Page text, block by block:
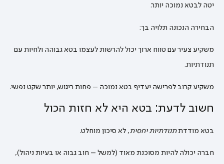
יטה לבטא נמוכה יותר.
הבחירה הנכונה תלויה בך:
משקיע צעיר עם טווח ארוך יכול להרשות לעצמו בטא גבוהה ולחיות עם
תנודתיות.
משקיע קרוב לפרישה יעדיף בטא נמוכה – פחות ריגוש, יותר שקט נפשי.
חשוב לדעת: בטא היא לא חזות הכול
בטא מודדתתנודתיות יחסית, לא סיכון מוחלט.
חברה יכולה להיות מסוכנת מאוד (למשל – חוב גבוה או בעיות ניהול),